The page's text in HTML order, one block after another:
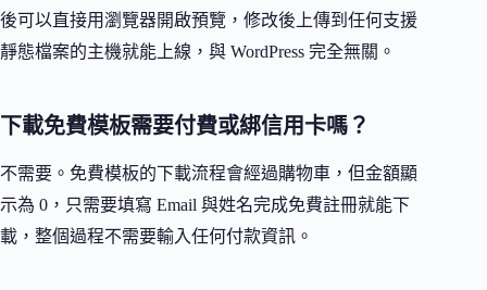
後可以直接用瀏覽器開啟預覽，修改後上傳到任何支援
靜態檔案的主機就能上線，與 WordPress 完全無關。
下載免費模板需要付費或綁信用卡嗎？
不需要。免費模板的下載流程會經過購物車，但金額顯
示為 0，只需要填寫 Email 與姓名完成免費註冊就能下
載，整個過程不需要輸入任何付款資訊。